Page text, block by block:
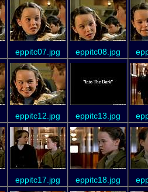
eppitc07.jpg eppitc08.jpg
eppitc12.jpg eppitc13.jpg
eppitc17.jpg eppitc18.jpg